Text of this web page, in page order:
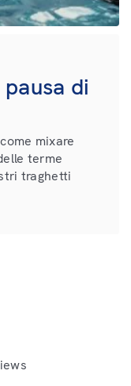
di
mixare
terme
traghetti